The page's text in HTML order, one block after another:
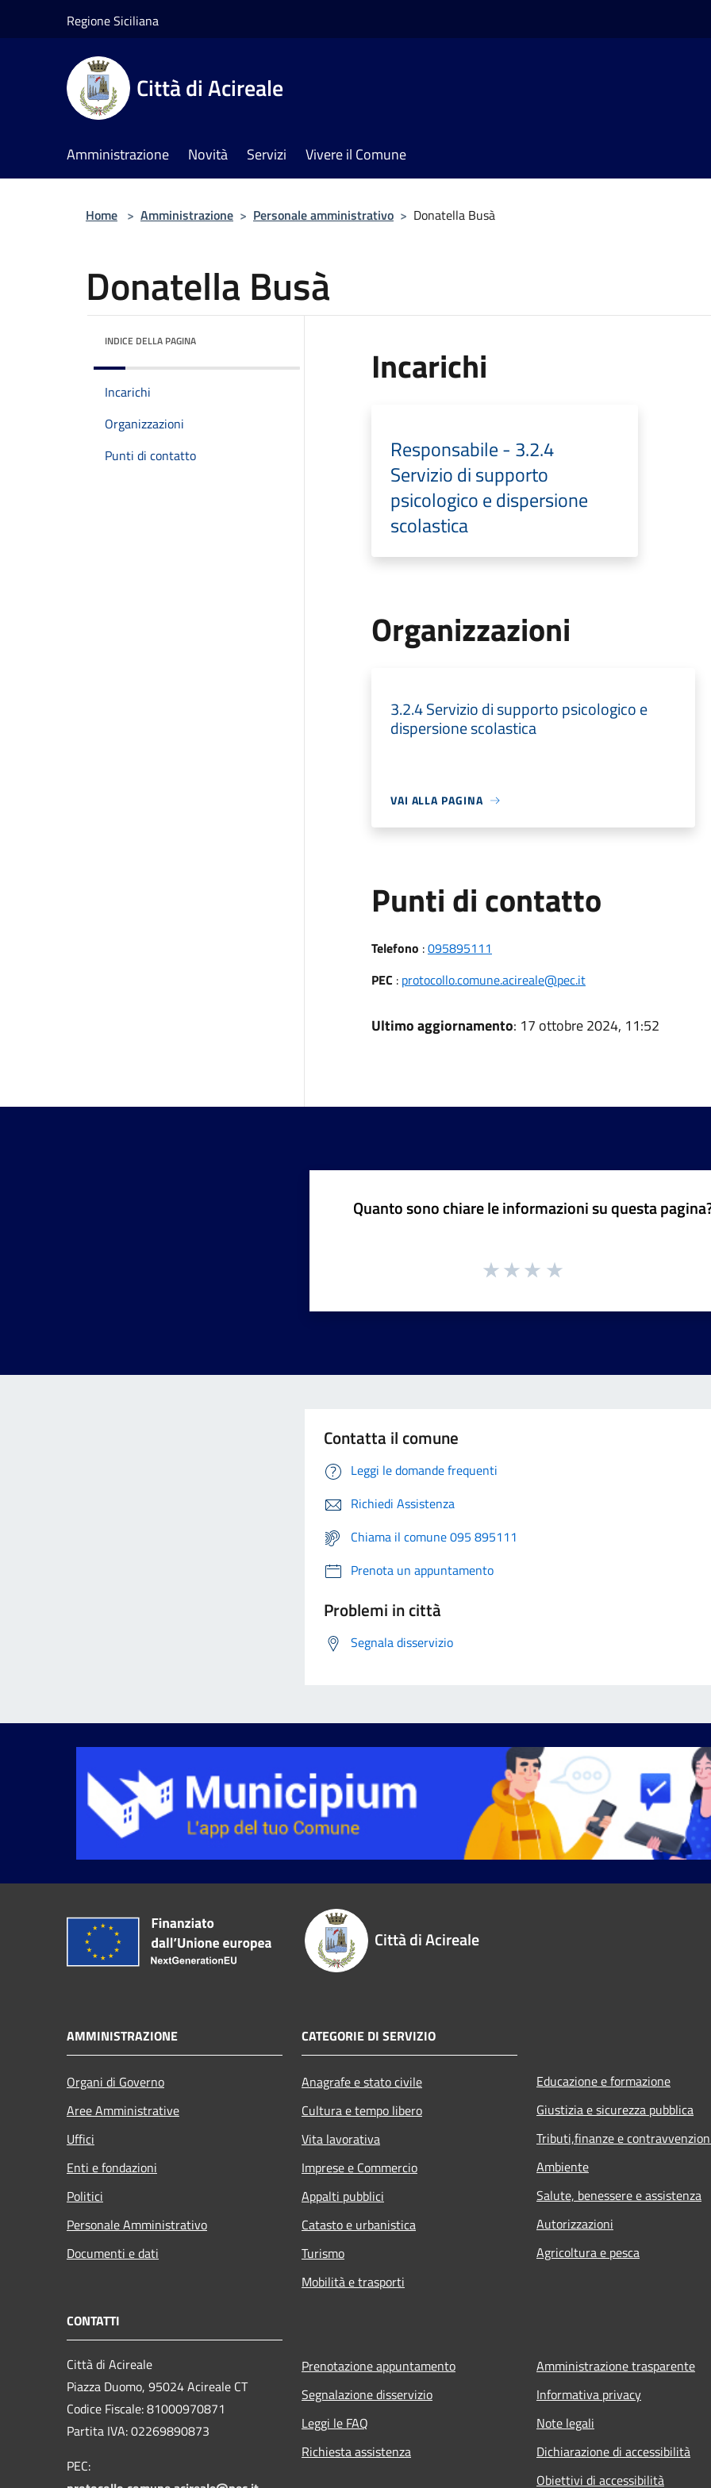
Regione Siciliana
Città di Acireale
Amministrazione Novità Servizi Vivere il Comune
Home > Amministrazione > Personale amministrativo > Donatella Busà
Donatella Busà
INDICE DELLA PAGINA
Incarichi
Organizzazioni
Punti di contatto
Incarichi
Responsabile - 3.2.4
Servizio di supporto
psicologico e dispersione
scolastica
Organizzazioni
3.2.4 Servizio di supporto psicologico e
dispersione scolastica
VAI ALLA PAGINA
Punti di contatto
Telefono :095895111
PEC : protocollo.comune.acireale@pec.it
Ultimo aggiornamento: 17 ottobre 2024, 11:52
Quanto sono chiare le informazioni su questa
Contatta il comune
Leggi le domande frequenti
Richiedi Assistenza
Chiama il comune 095 895111
Prenota un appuntamento
Problemi in città
Segnala disservizio
Città di Acireale
AMMINISTRAZIONE
Organi di Governo
Aree Amministrative
Uffici
Enti e fondazioni
Politici
Personale Amministrativo
Documenti e dati
CATEGORIE DI SERVIZIO
Anagrafe e stato civile
Cultura e tempo libero
Vita lavorativa
Imprese e Commercio
Appalti pubblici
Catasto e urbanistica
Turismo
Mobilità e trasporti
Educazione e formazione
Giustizia e sicurezza pubblica
Tributi,finanze e
Ambiente
Salute, benessere e assistenza
Autorizzazioni
Agricoltura e pesca
CONTATTI
Città di Acireale
Piazza Duomo, 95024 Acireale CT
Codice Fiscale: 81000970871
Partita IVA: 02269890873
PEC:
Prenotazione appuntamento
Segnalazione disservizio
Leggi le FAQ
Richiesta assistenza
Amministrazione trasparente
Informativa privacy
Note legali
Dichiarazione di accessibilità
Obiettivi di accessibilità